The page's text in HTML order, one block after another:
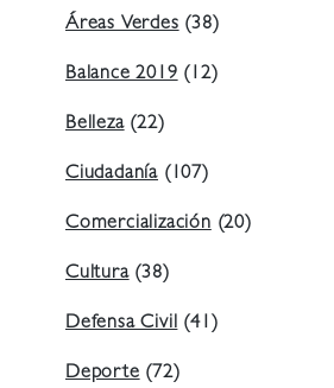
Áreas Verdes (38)
Balance 2019 (12)
Belleza(22)
Ciudadanía (107)
Comercialización (20)
Cultura(38)
Defensa Civil (41)
Deporte (72)